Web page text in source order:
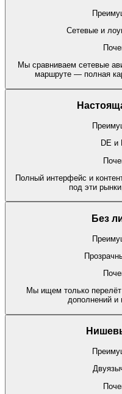
Сетевые и
Мы сравниваем сетевые
маршруте — полная
DE и
Полный интерфейс и
под эти
Без
Мы ищем только
дополнений и